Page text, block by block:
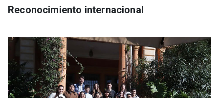
Reconocimiento internacional